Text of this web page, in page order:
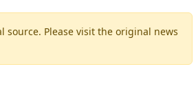
Please visit the original news